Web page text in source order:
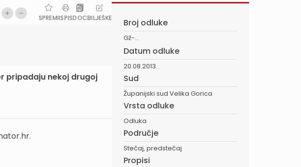
SPREMIISPISDOCBILJEŠKE
pripadaju nekoj drugoj
Broj odluke
Gž-...
Datum odluke
20.08.2013.
Sud
Županijski sud Velika Gorica
Vrsta odluke
Odluka
Područje
Stečaj, predstečaj
Propisi